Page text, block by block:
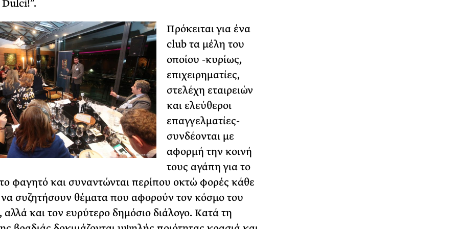
Πρόκειται για ένα
club τα μέλη του
οποίου -κυρίως,
επιχειρηματίες,
στελέχη εταιρειών
και ελεύθεροι
επαγγελματίες-
συνδέονται με
αφορμή την κοινή
τους αγάπη για το
φαγητό και συναντώνται περίπου οκτώ φορές κάθε
να συζητήσουν θέματα που αφορούν τον κόσμο του
αλλά και τον ευρύτερο δημόσιο διάλογο. Κατά τη